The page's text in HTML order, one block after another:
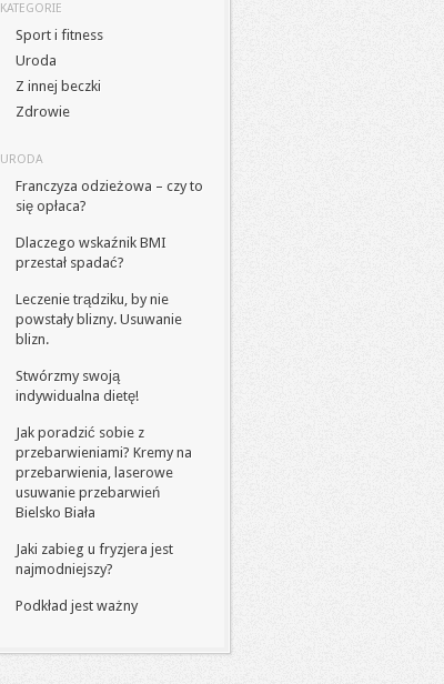
KATEGORIE
Sport i fitness
Uroda
Z innej beczki
Zdrowie
URODA
Franczyza odzieżowa – czy to
się opłaca?
Dlaczego wskaźnik BMI
przestał spadać?
Leczenie trądziku, by nie
powstały blizny. Usuwanie
blizn.
Stwórzmy swoją
indywidualna dietę!
Jak poradzić sobie z
przebarwieniami? Kremy na
przebarwienia, laserowe
usuwanie przebarwień
Bielsko Biała
Jaki zabieg u fryzjera jest
najmodniejszy?
Podkład jest ważny